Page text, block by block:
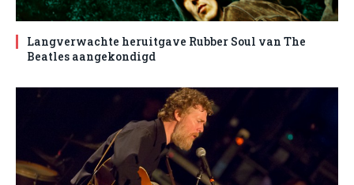
Langverwachte heruitgave Rubber Soul van The
Beatles aangekondigd